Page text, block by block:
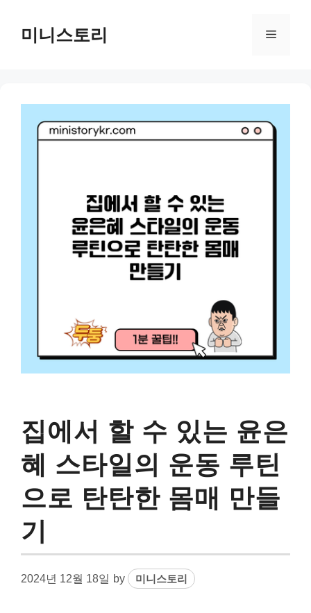
content미니스토리 Menu
집에서 할 수 있는 윤은
혜 스타일의 운동 루틴
으로 탄탄한 몸매 만들
기
2024년 12월 18일 by 미니스토리